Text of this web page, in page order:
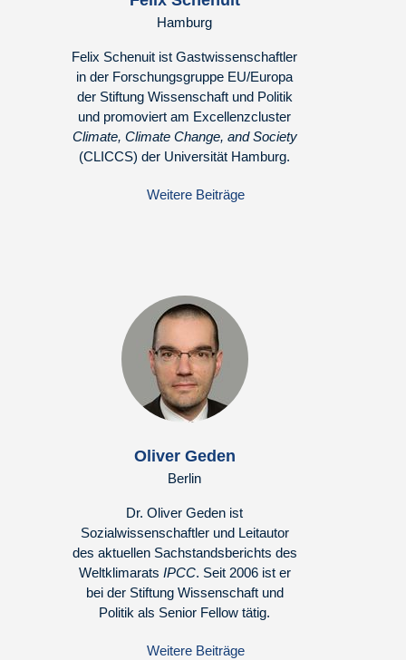
Hamburg
Felix Schenuit ist Gastwissenschaftler
in der Forschungsgruppe EU/Europa
der Stiftung Wissenschaft und Politik
und promoviert am Excellenzcluster
Climate, Climate Change, and Society
(CLICCS) der Universität Hamburg.
Weitere Beiträge
Oliver Geden
Berlin
Dr. Oliver Geden ist
Sozialwissenschaftler und Leitautor
des aktuellen Sachstandsberichts des
Weltklimarats IPCC. Seit 2006 ist er
bei der Stiftung Wissenschaft und
Politik als Senior Fellow tätig.
Weitere Beiträge